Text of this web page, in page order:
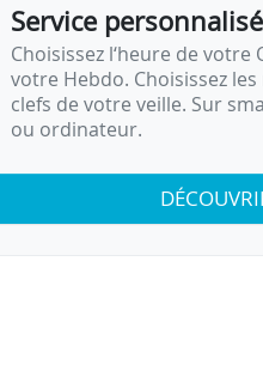
Service personnalisé
Choisissez l‘heure de
votre Hebdo. Choisissez
clefs de votre veille. Sur
ou ordinateur.